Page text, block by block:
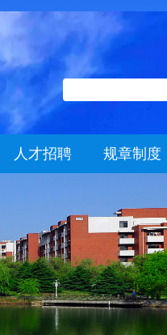
人才招聘 规章制度